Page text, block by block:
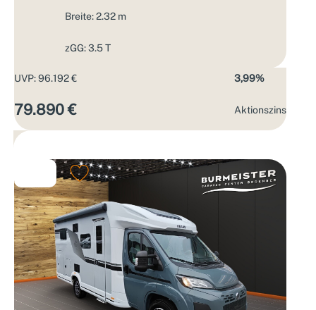
Breite: 2.32 m
zGG: 3.5 T
UVP: 96.192 €
79.890 €
3,99%
Aktions­zins